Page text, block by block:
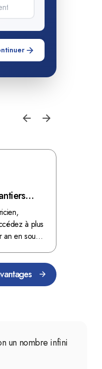
véritable
à plus
en sous-
un nombre infini